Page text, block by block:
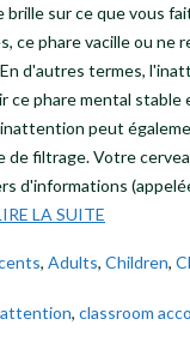
brille sur ce que vous
ce phare vacille ou ne
En d'autres termes,
ce phare mental stable
peut
de filtrage. Votre
d'informations
LA SUITE
, Adults, Children,
attention, classroom